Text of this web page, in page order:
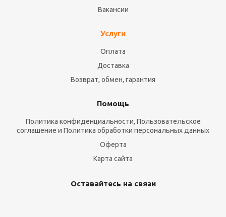
Вакансии
Услуги
Оплата
Доставка
Возврат, обмен, гарантия
Помощь
Политика конфиденциальности, Пользовательское
соглашение и Политика обработки персональных данных
Оферта
Карта сайта
Оставайтесь на связи